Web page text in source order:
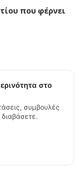
που φέρνει
στο
συμβουλές